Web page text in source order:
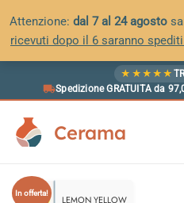
Attenzione: dal 7 al 24 agosto
ricevuti dopo il 6 saranno
★ ★ ★ ★ ★
Spedizione GRATUITA da
Cerama
In offerta!
LEMON YELLOW